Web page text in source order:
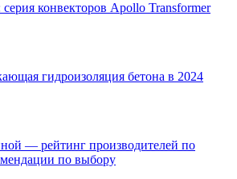
конвекторов Apollo Transformer
гидроизоляция бетона в 2024
— рейтинг производителей по
по выбору